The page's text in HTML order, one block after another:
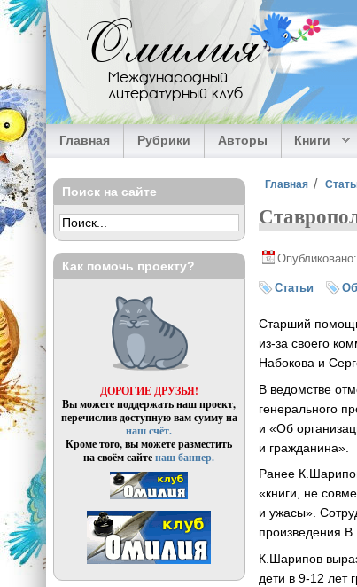
Перейти к основному содержанию
Омилия
Международный
литературный клуб
Главная Рубрики Авторы Книги
Вы здесь
Главная
Статьи
Старший
из-за своего
Набокова и
В ведомстве
генерального
и «Об
и гражданина».
Ранее
«книги, не
и ужасы».
произведения
К.Шарипов
дети в9-12 лет
Поиск на сайте
Как помочь проекту?
ДОРОГИЕ ДРУЗЬЯ!
Вы можете поддержать наш проект,
перечислив доступную вам сумму на
наш счёт.
Кроме того, вы можете разместить
на своём сайтенаш баннер.